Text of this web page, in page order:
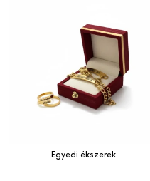
Egyedi ékszerek